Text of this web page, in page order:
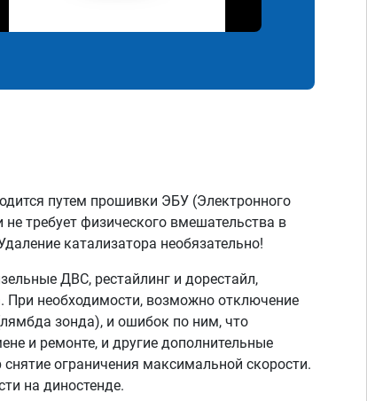
путем прошивки ЭБУ (Электронного
требует физического вмешательства в
катализатора необязательно!
ДВС, рестайлинг и дорестайл,
При необходимости, возможно отключение
зонда), и ошибок по ним, что
и ремонте, и другие дополнительные
ограничения максимальной скорости.
на диностенде.